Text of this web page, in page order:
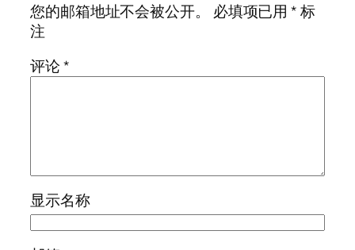
您的邮箱地址不会被公开。
必填项已用*标
注
评论*
显示名称